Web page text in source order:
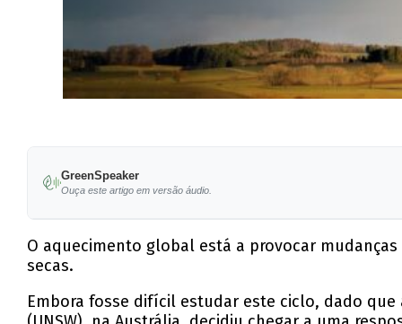
GreenSpeaker
Ouça este artigo em versão áudio.
O aquecimento global está a provocar
secas.
Embora fosse difícil estudar este ciclo, dado